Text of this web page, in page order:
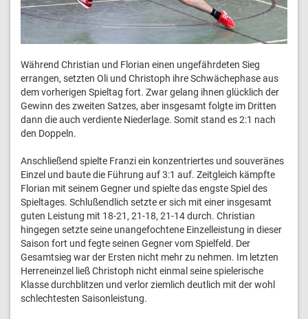
Während Christian und Florian einen ungefährdeten Sieg
errangen, setzten Oli und Christoph ihre Schwächephase aus
dem vorherigen Spieltag fort. Zwar gelang ihnen glücklich der
Gewinn des zweiten Satzes, aber insgesamt folgte im Dritten
dann die auch verdiente Niederlage. Somit stand es 2:1 nach
den Doppeln.
Anschließend spielte Franzi ein konzentriertes und souveränes
Einzel und baute die Führung auf 3:1 auf. Zeitgleich kämpfte
Florian mit seinem Gegner und spielte das engste Spiel des
Spieltages. Schlußendlich setzte er sich mit einer insgesamt
guten Leistung mit 18-21, 21-18, 21-14 durch. Christian
hingegen setzte seine unangefochtene Einzelleistung in dieser
Saison fort und fegte seinen Gegner vom Spielfeld. Der
Gesamtsieg war der Ersten nicht mehr zu nehmen. Im letzten
Herreneinzel ließ Christoph nicht einmal seine spielerische
Klasse durchblitzen und verlor ziemlich deutlich mit der wohl
schlechtesten Saisonleistung.